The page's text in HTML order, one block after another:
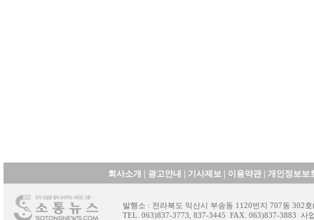
회사소개 광고안내 기사제보| 이용약관| 개인정보보
발행소 : 전라북도 익산시 부송동 1120번지 707동 302
TEL. 063)837-3773, 837-3445 FAX. 063)837-3883 사